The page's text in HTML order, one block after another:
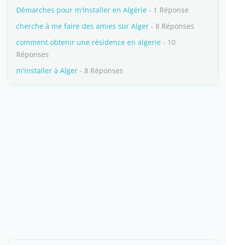
Démarches pour m'installer en Algérie - 1 Réponse
cherche à me faire des amies sur Alger - 8 Réponses
comment obtenir une résidence en algerie - 10
Réponses
m'installer à Alger - 8 Réponses